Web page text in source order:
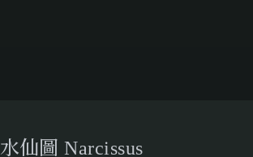
水仙圖 Narcissus